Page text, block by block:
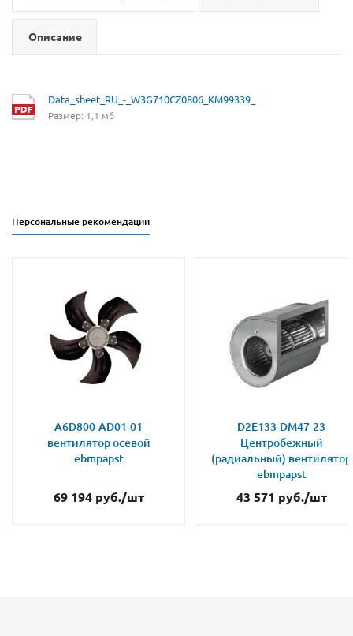
Описание
Data_sheet_RU_-_W3G710CZ0806_KM99339_
Размер: 1,1 мб
Персональные рекомендации
A6D800-AD01-01
вентилятор осевой
ebmpapst
69 194руб./шт
D2E133-DM47-23
Центробежный
(радиальный) вентилятор
ebmpapst
43 571 руб./шт